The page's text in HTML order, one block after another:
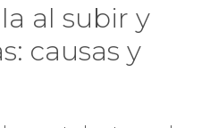
al subir y
causas y